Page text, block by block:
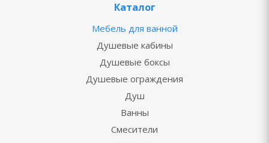
Каталог
Мебель для ванной
Душевые кабины
Душевые боксы
Душевые ограждения
Душ
Ванны
Смесители